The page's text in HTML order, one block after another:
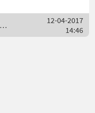
12-04-2017
14:46